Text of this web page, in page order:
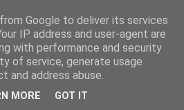
Google to deliver its services
IP address and user-agent are
with performance and security
of service, generate usage
and address abuse.
MORE GOT IT